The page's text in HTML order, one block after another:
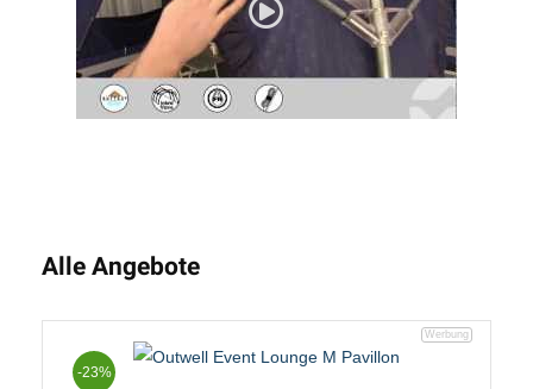
Alle Angebote
-23%